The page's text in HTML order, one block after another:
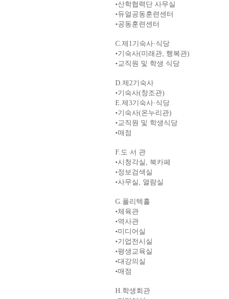
•산학협력단 사무실
•듀얼공동훈련센터
•공동훈련센터
C.제 1기숙사· 식당
•기숙사(미래관, 행복관)
•교직원 및 학생 식당
D.제 2기숙사
•기숙사(창조관)
E.제 3기숙사· 식당
•기숙사(온누리관)
•교직원 및 학생식당
•매점
F.도 서 관
•시청각실 , 북카페
•정보검색실
•사무실 , 열람실
G.폴리텍홀
•체육관
•역사관
•미디어실
•기업전시실
•평생교육실
•대강의실
•매점
H.학생회관